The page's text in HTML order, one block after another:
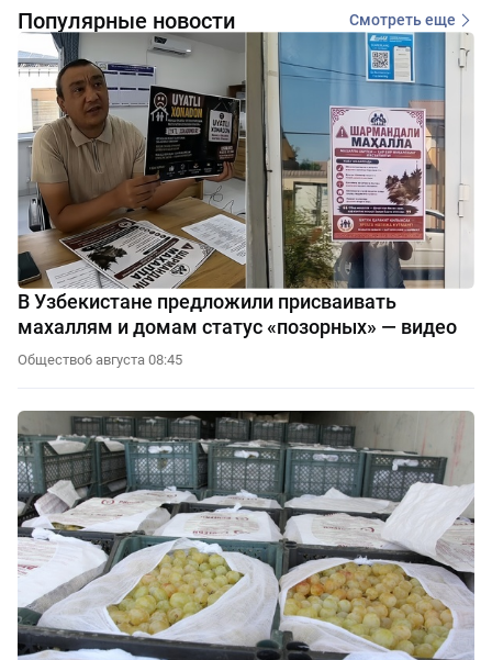
Популярные новости Смотреть еще
В Узбекистане предложили присваивать
махаллям и домам статус «позорных» — видео
Общество6 августа 08:45